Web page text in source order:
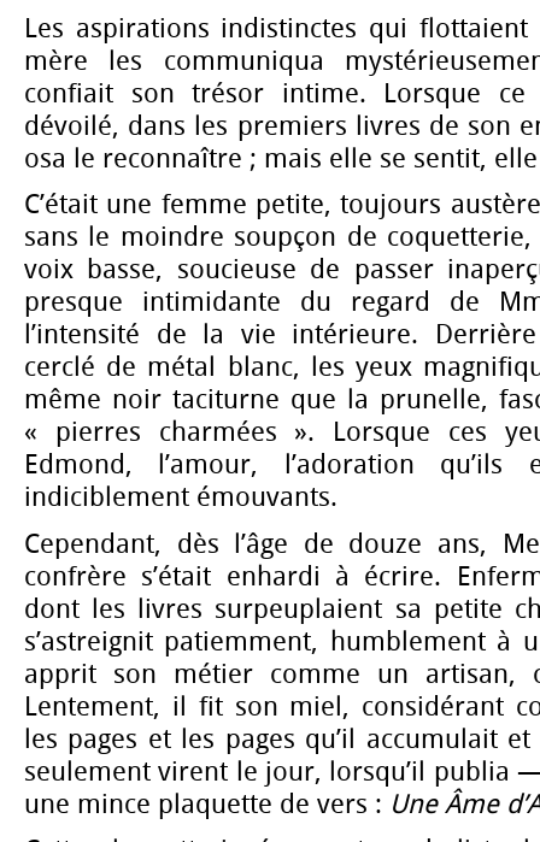
Les aspirations indistinctes qui flottaient
mère les communiqua
confiait son trésor intime. Lorsque
dévoilé, dans les premiers livres de son
osa le reconnaître ; mais elle se sentit,
C’était une femme petite, toujours
sans le moindre soupçon de
voix basse, soucieuse de passer
presque intimidante du regard de
l’intensité de la vie intérieure.
cerclé de métal blanc, les yeux
même noir taciturne que la prunelle,
« pierres charmées ». Lorsque ces
Edmond, l’amour, l’adoration qu’ils
indiciblement émouvants.
Cependant, dès l’âge de douze ans,
confrère s’était enhardi à écrire.
dont les livres surpeuplaient sa petite
s’astreignit patiemment, humblement à
apprit son métier comme un artisan,
Lentement, il fit son miel, considérant
les pages et les pages qu’il accumulait
seulement virent le jour, lorsqu’il publia
une mince plaquette de vers : Une Âme